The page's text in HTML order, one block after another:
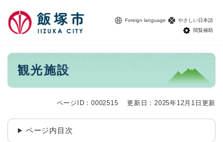
Foreign language
やさしい日本語
閲覧補助
本
観光施設
ページID：0002515 更新日：2025年12月1日更新
ページ内目次